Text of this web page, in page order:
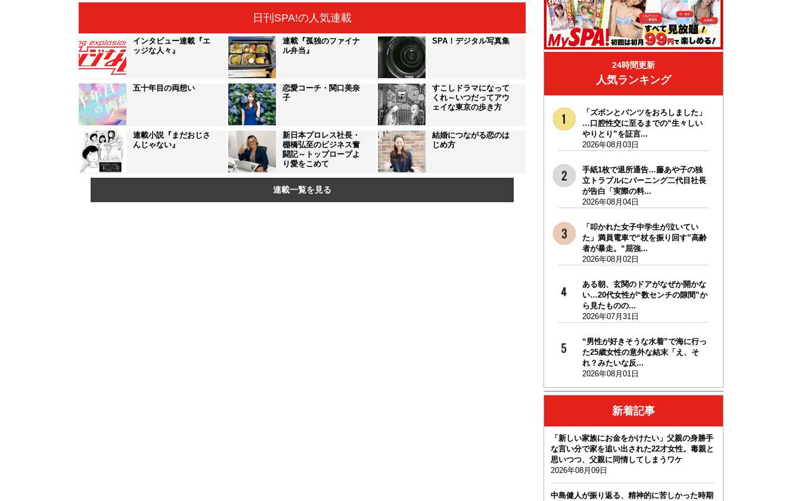
日刊SPA!の人気連載
インタビュー連載『エ
ッジな人々』
連載『孤独のファイナ
ル弁当』
SPA！デジタル写真集
五十年目の両想い
恋愛コーチ・関口美奈
子
すこしドラマになって
くれ～いつだってアウ
ェイな東京の歩き方
連載小説『まだおじさ
んじゃない』
新日本プロレス社長・
棚橋弘至のビジネス奮
闘記～トップロープよ
り愛をこめて
結婚につながる恋のは
じめ方
連載一覧を見る
24時間更新
人気ランキング
「ズボンとパンツをおろしました」
…口腔性交に至るまでの“生々しい
やりとり”を証言...
2026年08月03日
手紙1枚で退所通告…藤あや子の独
立トラブルにバーニング二代目社長
が告白「実際の料...
2026年08月04日
「叩かれた女子中学生が泣いてい
た」満員電車で“杖を振り回す”高齢
者が暴走。“屈強...
2026年08月02日
ある朝、玄関のドアがなぜか開かな
い…20代女性が“数センチの隙間”か
ら見たものの...
2026年07月31日
“男性が好きそうな水着”で海に行っ
た25歳女性の意外な結末「え、そ
れ？みたいな反...
2026年08月01日
新着記事
「新しい家族にお金をかけたい」父親の身勝手
な言い分で家を追い出された22才女性。毒親と
思いつつ、父親に同情してしまうワケ
2026年08月09日
中島健人が振り返る、精神的に苦しかった時期